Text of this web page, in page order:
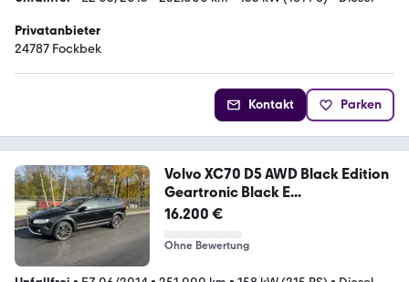
Privatanbieter
24787 Fockbek
Kontakt Parken
Volvo XC70 D5 AWD Black Edition
Geartronic Black E...
16.200 €
Ohne Bewertung